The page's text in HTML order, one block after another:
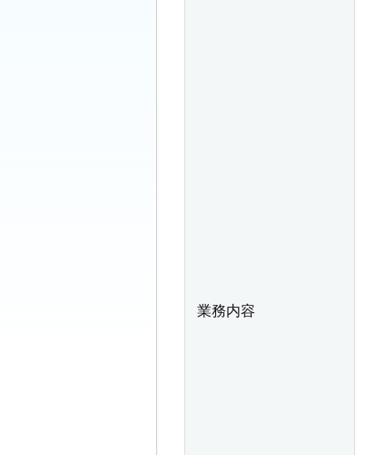
業務内容